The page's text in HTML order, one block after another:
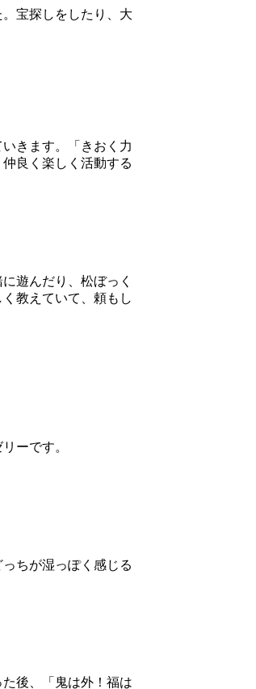
宝探しをしたり、大
きます。「きおく力
良く楽しく活動する
遊んだり、松ぼっく
教えていて、頼もし
ーです。
ちが湿っぽく感じる
後、「鬼は外！福は